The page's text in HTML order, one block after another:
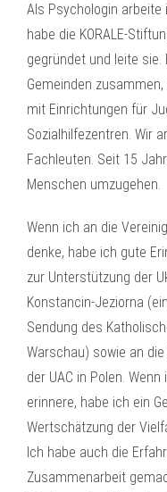
Als Psychologin arbeite
habe die KORALE-
gegründet und leite
Gemeinden
mit Einrichtungen für
Sozialhilfezentren. Wir
Fachleuten. Seit 15
Menschen umzugehen.
Wenn ich an die
denke, habe ich gute
zur Unterstützung der
Konstancin-Jeziorna
Sendung des
Warschau) sowie an
der UAC in Polen.
erinnere, habe ich ein
Wertschätzung der
Ich habe auch die
Zusammenarbeit